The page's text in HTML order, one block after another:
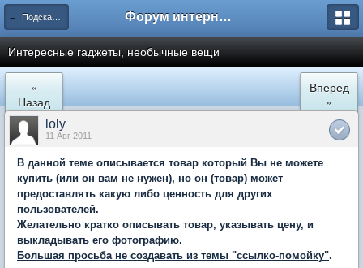
← Подскажите где купить Форум интернет покупателей
Интересные гаджеты, необычные вещи
«
Назад
Вперед
»
loly
11 Авг 2011
В данной теме описывается товар который Вы не можете
купить (или он вам не нужен), но он (товар) может
предоставлять какую либо ценность для других
пользователей.
Желательно кратко описывать товар, указывать цену, и
выкладывать его фотографию.
Большая просьба не создавать из темы "ссылко-помойку".